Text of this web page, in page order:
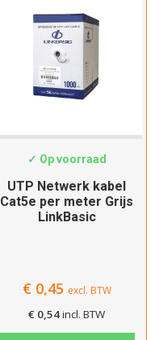
✓ Op voorraad
UTP Netwerk kabel
Cat5e per meter Grijs
LinkBasic
€0,45 excl. BTW
€ 0,54incl. BTW